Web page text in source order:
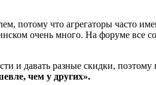
потому что агрегаторы часто
очень много. На форуме все
и давать разные скидки,
чем у других».